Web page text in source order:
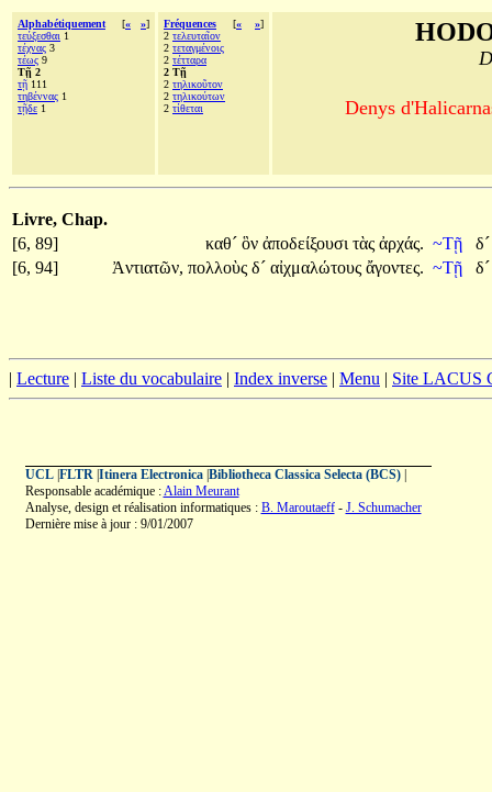
Alphabétiquement [« »]
τεύξεσθαι 1
τέχνας 3
τέως 9
Τῇ 2
τῇ 111
τηβέννας 1
τῇδε 1
Fréquences [« »]
2 τελευταῖον
2 τεταγμένοις
2 τέτταρα
2 Τῇ
2 τηλικοῦτον
2 τηλικούτων
2 τίθεται Denys
Livre, Chap.
[6, 89]
καθ´ ὃν ἀποδείξουσι τὰς ἀρχάς. ~Τῇ
[6, 94]
Ἀντιατῶν, πολλοὺς δ´ αἰχμαλώτους ἄγοντες. ~Τῇ
| Lecture | Liste du vocabulaire | Index inverse | Menu | Site LACUS
UCL| FLTR| Itinera Electronica| Bibliotheca Classica Selecta (BCS)|
Responsable académique :Alain Meurant
Analyse, design et réalisation informatiques : B. Maroutaeff- J. Schumacher
Dernière mise à jour : 9/01/2007